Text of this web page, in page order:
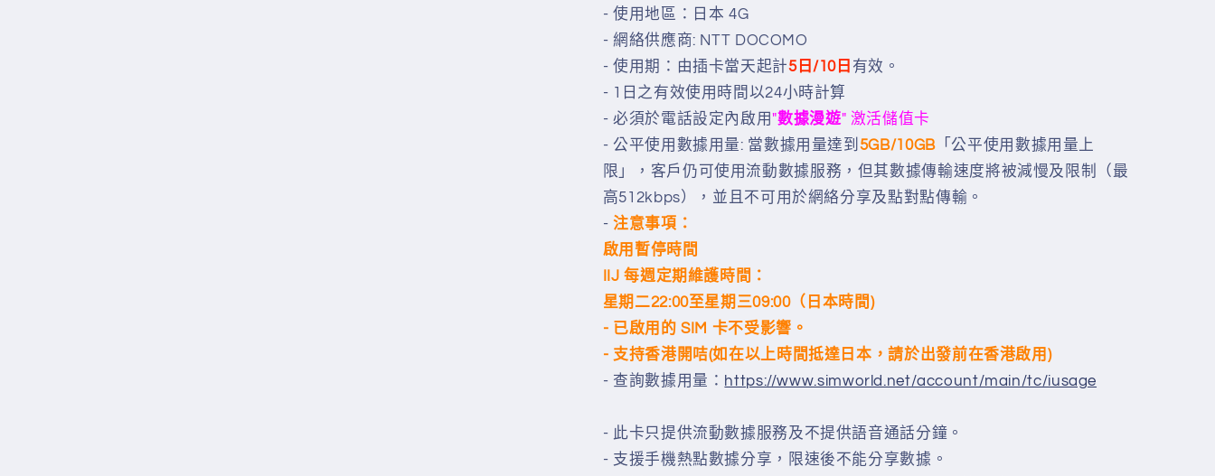
量
減
少
量
增
加
- 使用地區：日本 4G
- 網絡供應商: NTT DOCOMO
- 使用期：由插卡當天起計5日/10日 有效。
- 1日之有效使用時間以24小時計算
- 必須於電話設定內啟用"數據漫遊" 激活儲值卡
- 公平使用數據用量: 當數據用量達到 5GB/10GB「公平使用數據用量上
限」，客戶仍可使用流動數據服務，但其數據傳輸速度將被減慢及限制（最
高512kbps），並且不可用於網絡分享及點對點傳輸。
-注意事項：
啟用暫停時間
IIJ 每週定期維護時間：
星期二22:00至星期三09:00（日本時間)
- 已啟用的 SIM 卡不受影響。
- 支持香港開咭(如在以上時間抵達日本，請於出發前在香港啟用)
- 查詢數據用量： https://www.simworld.net/account/main/tc/iusage
- 此卡只提供流動數據服務及不提供語音通話分鐘。
- 支援手機熱點數據分享，限速後不能分享數據。